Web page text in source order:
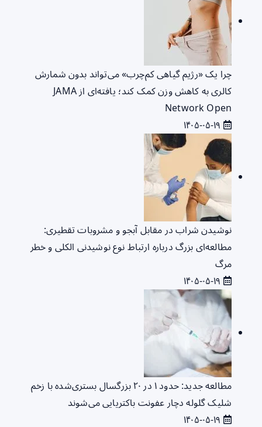
چرا یک «رژیم گیاهی کم‌چرب» می‌تواند بدون شمارش
کالری به کاهش وزن کمک کند؛ یافته‌ای از JAMA
Network Open
نوشیدن شراب در مقابل آبجو و مشروبات تقطیری:
مطالعه‌ای بزرگ درباره ارتباط نوع نوشیدنی الکلی و خطر
مرگ
مطالعه جدید: حدود ۱ در ۲۰ بزرگسال بستری‌شده با زخم
شلیک گلوله دچار عفونت باکتریایی می‌شوند